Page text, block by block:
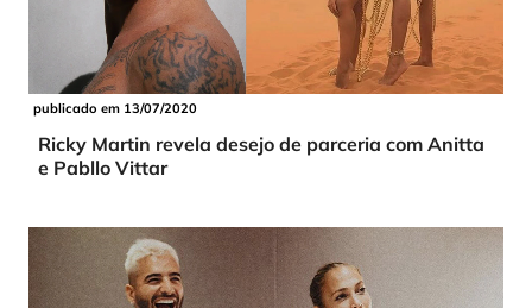
publicado em 13/07/2020
Ricky Martin revela desejo de parceria com Anitta
e Pabllo Vittar